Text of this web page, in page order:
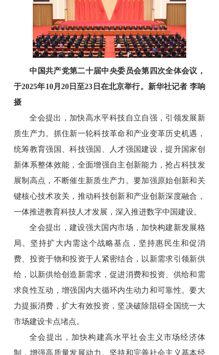
中国共产党第二十届中央委员会第四次全体会议，
于2025年10月20日至23日在北京举行。新华社记者 李响
摄
全会提出，加快高水平科技自立自强，引领发展新
质生产力。抓住新一轮科技革命和产业变革历史机遇，
统筹教育强国、科技强国、人才强国建设，提升国家创
新体系整体效能，全面增强自主创新能力，抢占科技发
展制高点，不断催生新质生产力。要加强原始创新和关
键核心技术攻关，推动科技创新和产业创新深度融合，
一体推进教育科技人才发展，深入推进数字中国建设。
全会提出，建设强大国内市场，加快构建新发展格
局。坚持扩大内需这个战略基点，坚持惠民生和促消
费、投资于物和投资于人紧密结合，以新需求引领新供
给，以新供给创造新需求，促进消费和投资、供给和需
求良性互动，增强国内大循环内生动力和可靠性。要大
力提振消费，扩大有效投资，坚决破除阻碍全国统一大
市场建设卡点堵点。
全会提出，加快构建高水平社会主义市场经济体
制，增强高质量发展动力。坚持和完善社会主义基本经